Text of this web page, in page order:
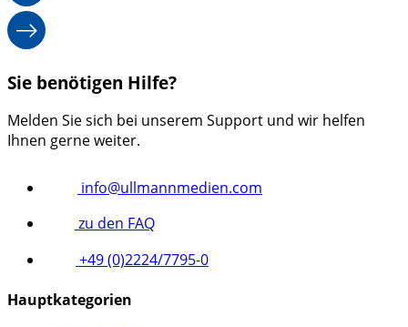
Sie benötigen Hilfe?
Melden Sie sich bei unserem Support und wir helfen
Ihnen gerne weiter.
info@ullmannmedien.com
zu den FAQ
+49 (0)2224/7795-0
Hauptkategorien